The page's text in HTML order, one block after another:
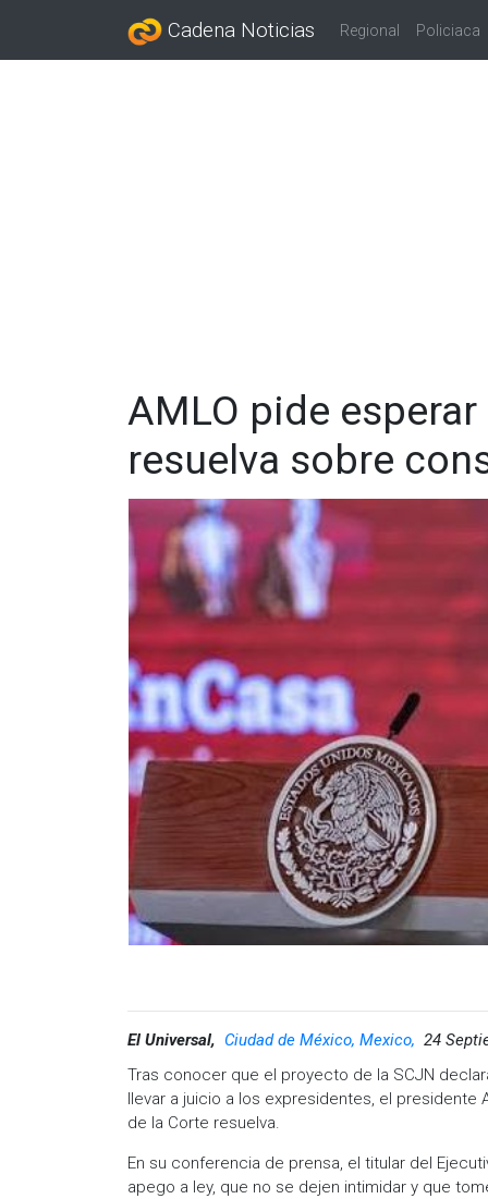
Cadena Noticias Regional Policiaca
AMLO pide
resuelva sobre
El Universal, Ciudad de México, Mexico, 24
Tras conocer que el proyecto de la SCJN
llevar a juicio a los expresidentes, el presidente
de la Corte resuelva.
En su conferencia de prensa, el titular del
apego a ley, que no se dejen intimidar y que